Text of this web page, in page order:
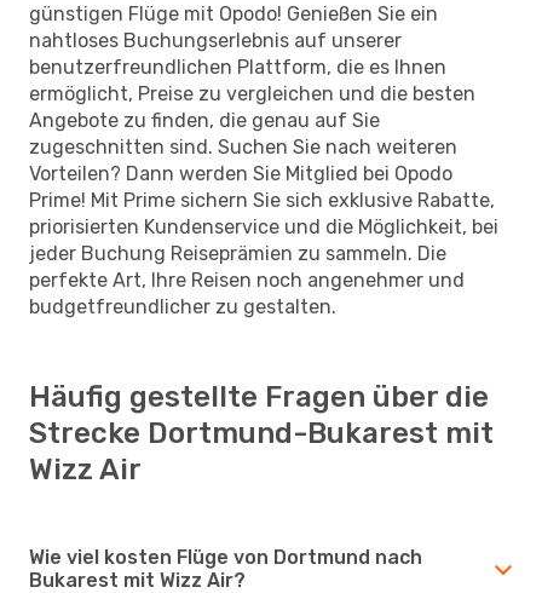
günstigen Flüge mit Opodo! Genießen Sie ein
nahtloses Buchungserlebnis auf unserer
benutzerfreundlichen Plattform, die es Ihnen
ermöglicht, Preise zu vergleichen und die besten
Angebote zu finden, die genau auf Sie
zugeschnitten sind. Suchen Sie nach weiteren
Vorteilen? Dann werden Sie Mitglied bei Opodo
Prime! Mit Prime sichern Sie sich exklusive Rabatte,
priorisierten Kundenservice und die Möglichkeit, bei
jeder Buchung Reiseprämien zu sammeln. Die
perfekte Art, Ihre Reisen noch angenehmer und
budgetfreundlicher zu gestalten.
Häufig gestellte Fragen über die
Strecke Dortmund-Bukarest mit
Wizz Air
Wie viel kosten Flüge von Dortmund nach
Bukarest mit Wizz Air?